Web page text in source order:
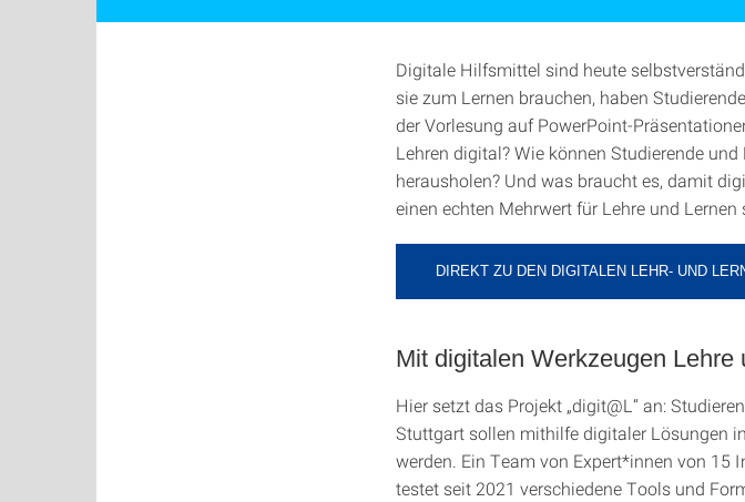
Digitale Hilfsmittel sind heute
sie zum Lernen brauchen, haben
der Vorlesung auf PowerPoint-
Lehren digital? Wie können Studierende
herausholen? Und was braucht es, damit
einen echten Mehrwert für Lehre und Lernen
DIREKT ZU DEN DIGITALEN LEHR- UND
Mit digitalen Werkzeugen Lehre
Hier setzt das Projekt „digit@L“ an:
Stuttgart sollen mithilfe digitaler Lösungen
werden. Ein Team von Expert*innen von 15
testet seit 2021 verschiedene Tools und